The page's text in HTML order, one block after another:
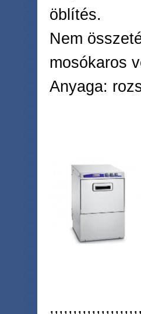
öblítés.
Nem
mosókaros
Anyaga: